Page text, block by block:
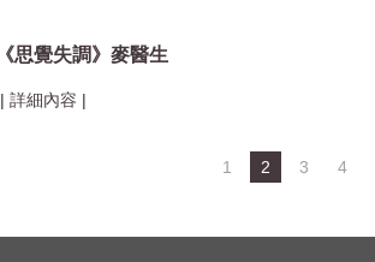
《思覺失調》麥醫生
| 詳細內容 |
1 2 3 4